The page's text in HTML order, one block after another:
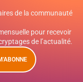
de la communauté
pour recevoir
de l’actualité.